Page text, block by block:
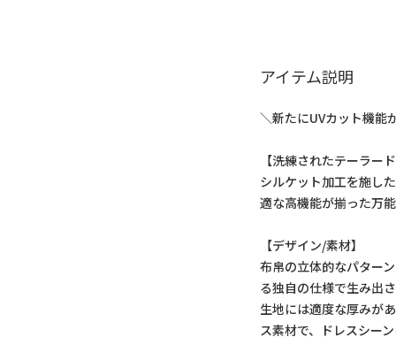
アイテム説明
＼新たにUVカット機能
【洗練されたテーラー
シルケット加工を施し
適な高機能が揃った万
【デザイン/素材】
布帛の立体的なパター
る独自の仕様で生み出
生地には適度な厚みが
ス素材で、ドレスシー